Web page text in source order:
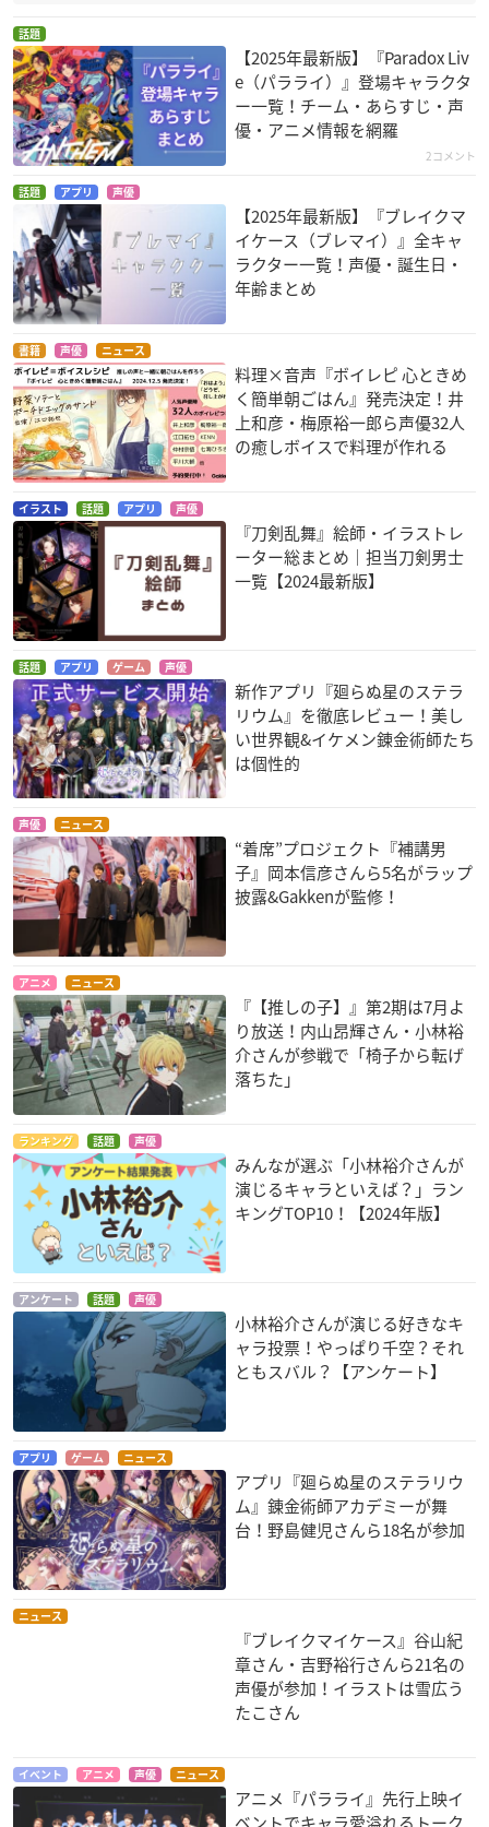
羽島伊月 森蘭丸
ハンドシェイカー
トモキ
風夏
榛名優
ななにんのあやかし
-ちみちみ魍魎!!現代
物語-
幽
SHOW BY ROCK!!#
チタン
ブブキ・ブランキ 星
一希東 内巻すばる
アルスラーン戦記 風
塵乱舞
アルスラーン
クロムクロ
茅原純大
Re:ゼロから始める
異世界生活
ブブキ・ブランキ
一希東
プリンス・オブ・ス
獅子原馨
下ネタという概念が
存在しない退屈な世
界
奥間狸吉
アルスラーン戦記 TH
E HEROIC LEGEND
OF ARSLAN
アルスラーン
食戟のソーマ
丸井善二
暁のヨナ
XOSS
紅林香月
桜井
話題
【2025年最新版】『Paradox Liv
e（パラライ）』登場キャラクタ
ー一覧！チーム・あらすじ・声
優・アニメ情報を網羅
2コメント
話題 アプリ 声優
【2025年最新版】『ブレイクマ
イケース（ブレマイ）』全キャ
ラクター一覧！声優・誕生日・
年齢まとめ
書籍 声優 ニュース
料理×音声『ボイレピ 心ときめ
く簡単朝ごはん』発売決定！井
上和彦・梅原裕一郎ら声優32人
の癒しボイスで料理が作れる
イラスト 話題 アプリ 声優
『刀剣乱舞』絵師・イラストレ
ーター総まとめ｜担当刀剣男士
一覧【2024最新版】
話題 アプリ ゲーム 声優
新作アプリ『廻らぬ星のステラ
リウム』を徹底レビュー！美し
い世界観&イケメン錬金術師たち
は個性的
声優 ニュース
“着席”プロジェクト『補講男
子』岡本信彦さんら5名がラップ
披露&Gakkenが監修！
アニメ ニュース
『【推しの子】』第2期は7月よ
り放送！内山昂輝さん・小林裕
介さんが参戦で「椅子から転げ
落ちた」
ランキング 話題 声優
みんなが選ぶ「小林裕介さんが
演じるキャラといえば？」ラン
キングTOP10！【2024年版】
アンケート 話題 声優
小林裕介さんが演じる好きなキ
ャラ投票！やっぱり千空？それ
ともスバル？【アンケート】
アプリ ゲーム ニュース
アプリ『廻らぬ星のステラリウ
ム』錬金術師アカデミーが舞
台！野島健児さんら18名が参加
ニュース
『ブレイクマイケース』谷山紀
章さん・吉野裕行さんら21名の
声優が参加！イラストは雪広う
たこさん
イベント アニメ 声優 ニュース
アニメ『パラライ』先行上映イ